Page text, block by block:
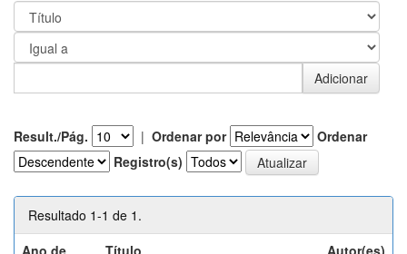
Result./Pág. | Ordenar por
Ordenar
Registro(s)
Resultado 1-1 de 1.
Ano de
Título Autor(es)